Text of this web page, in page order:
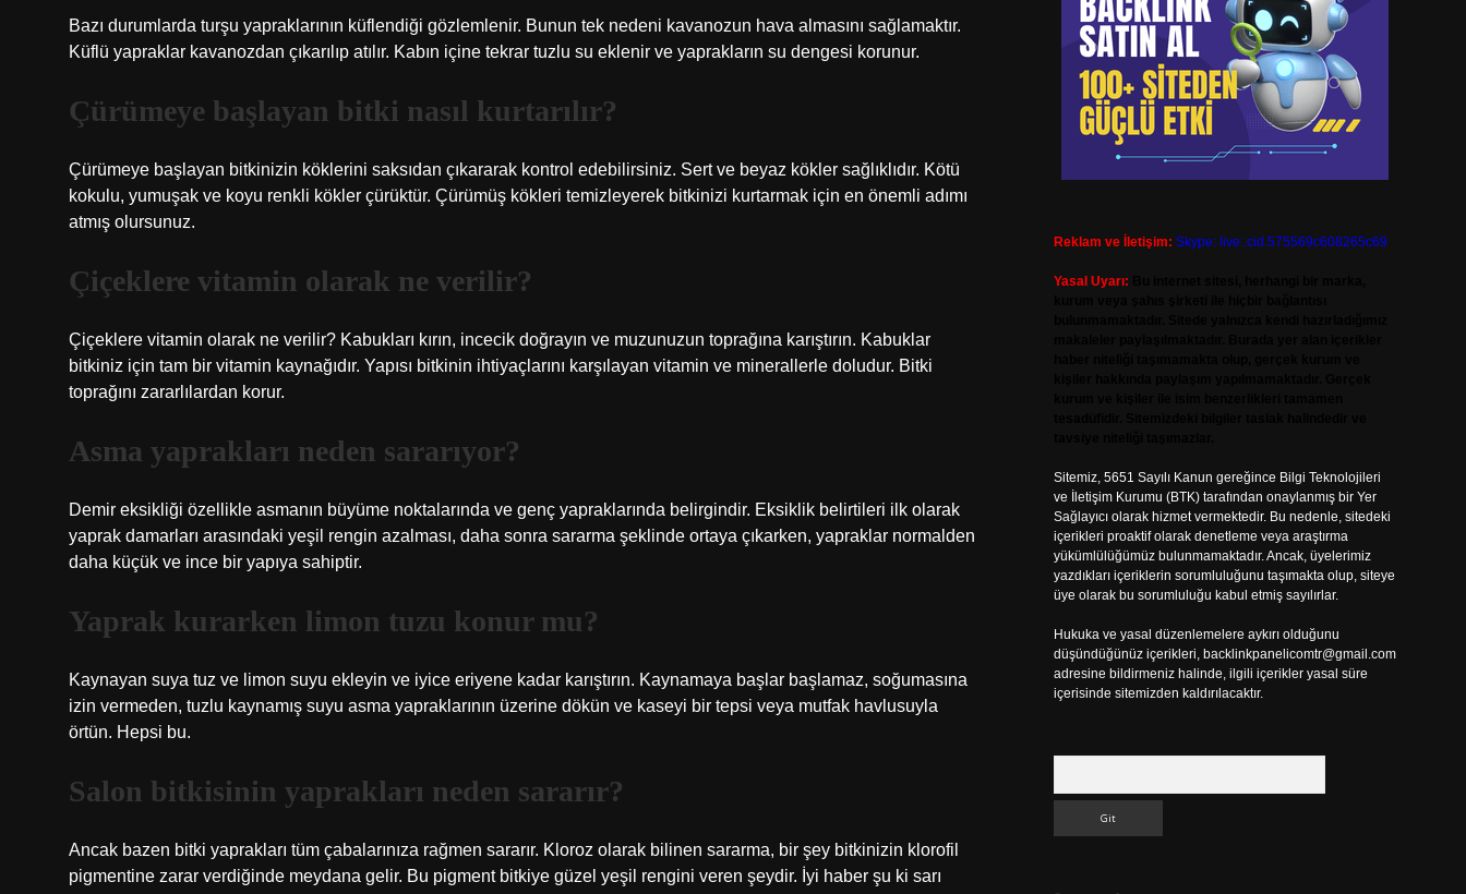
Bazı durumlarda turşu yapraklarının küflendiği gözlemlenir. Bunun tek nedeni kavanozun hava almasını sağlamaktır.
Küflü yapraklar kavanozdan çıkarılıp atılır. Kabın içine tekrar tuzlu su eklenir ve yaprakların su dengesi korunur.
Çürümeye başlayan bitki nasıl kurtarılır?
Çürümeye başlayan bitkinizin köklerini saksıdan çıkararak kontrol edebilirsiniz. Sert ve beyaz kökler sağlıklıdır. Kötü
kokulu, yumuşak ve koyu renkli kökler çürüktür. Çürümüş kökleri temizleyerek bitkinizi kurtarmak için en önemli adımı
atmış olursunuz.
Çiçeklere vitamin olarak ne verilir?
Çiçeklere vitamin olarak ne verilir? Kabukları kırın, incecik doğrayın ve muzunuzun toprağına karıştırın. Kabuklar
bitkiniz için tam bir vitamin kaynağıdır. Yapısı bitkinin ihtiyaçlarını karşılayan vitamin ve minerallerle doludur. Bitki
toprağını zararlılardan korur.
Asma yaprakları neden sararıyor?
Demir eksikliği özellikle asmanın büyüme noktalarında ve genç yapraklarında belirgindir. Eksiklik belirtileri ilk olarak
yaprak damarları arasındaki yeşil rengin azalması, daha sonra sararma şeklinde ortaya çıkarken, yapraklar normalden
daha küçük ve ince bir yapıya sahiptir.
Yaprak kurarken limon tuzu konur mu?
Kaynayan suya tuz ve limon suyu ekleyin ve iyice eriyene kadar karıştırın. Kaynamaya başlar başlamaz, soğumasına
izin vermeden, tuzlu kaynamış suyu asma yapraklarının üzerine dökün ve kaseyi bir tepsi veya mutfak havlusuyla
örtün. Hepsi bu.
Salon bitkisinin yaprakları neden sararır?
Ancak bazen bitki yaprakları tüm çabalarınıza rağmen sararır. Kloroz olarak bilinen sararma, bir şey bitkinizin klorofil
pigmentine zarar verdiğinde meydana gelir. Bu pigment bitkiye güzel yeşil rengini veren şeydir. İyi haber şu ki sarı
Reklam ve İletişim: Skype: live:.cid.575569c608265c69
Yasal Uyarı:
Sitemiz, 5651 Sayılı Kanun gereğince Bilgi Teknolojileri
ve İletişim Kurumu (BTK) tarafından onaylanmış bir Yer
Sağlayıcı olarak hizmet vermektedir. Bu nedenle, sitedeki
içerikleri proaktif olarak denetleme veya araştırma
yükümlülüğümüz bulunmamaktadır. Ancak, üyelerimiz
yazdıkları içeriklerin sorumluluğunu taşımakta olup, siteye
üye olarak bu sorumluluğu kabul etmiş sayılırlar.
Hukuka ve yasal düzenlemelere aykırı olduğunu
düşündüğünüz içerikleri, backlinkpanelicomtr@gmail.com
adresine bildirmeniz halinde, ilgili içerikler yasal süre
içerisinde sitemizden kaldırılacaktır.